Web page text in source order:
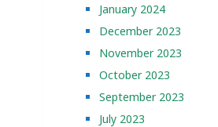
January 2024
December 2023
November 2023
October 2023
September 2023
July 2023